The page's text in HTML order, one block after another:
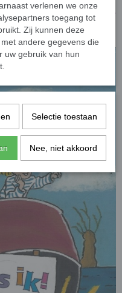
verlenen we onze
toegang tot
Zij kunnen deze
andere gegevens die
uw gebruik van hun
Selectie toestaan
Nee, niet akkoord